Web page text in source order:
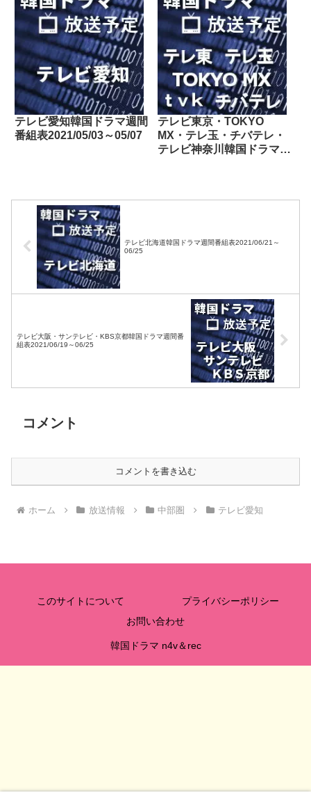
テレビ愛知韓国ドラマ週間
番組表2021/05/03～05/07
テレビ東京・TOKYO
MX・テレ玉・チバテレ・
テレビ神奈川韓国ドラマ週
テレビ北海道韓国ドラマ週間番組表2021/06/21～
06/25
テレビ大阪・サンテレビ・KBS京都韓国ドラマ週間番
組表2021/06/19～06/25
コメント
コメントを書き込む
ホーム 放送情報 中部圏 テレビ愛知
このサイトについて
プライバシーポリシー
お問い合わせ
韓国ドラマ n4v＆rec